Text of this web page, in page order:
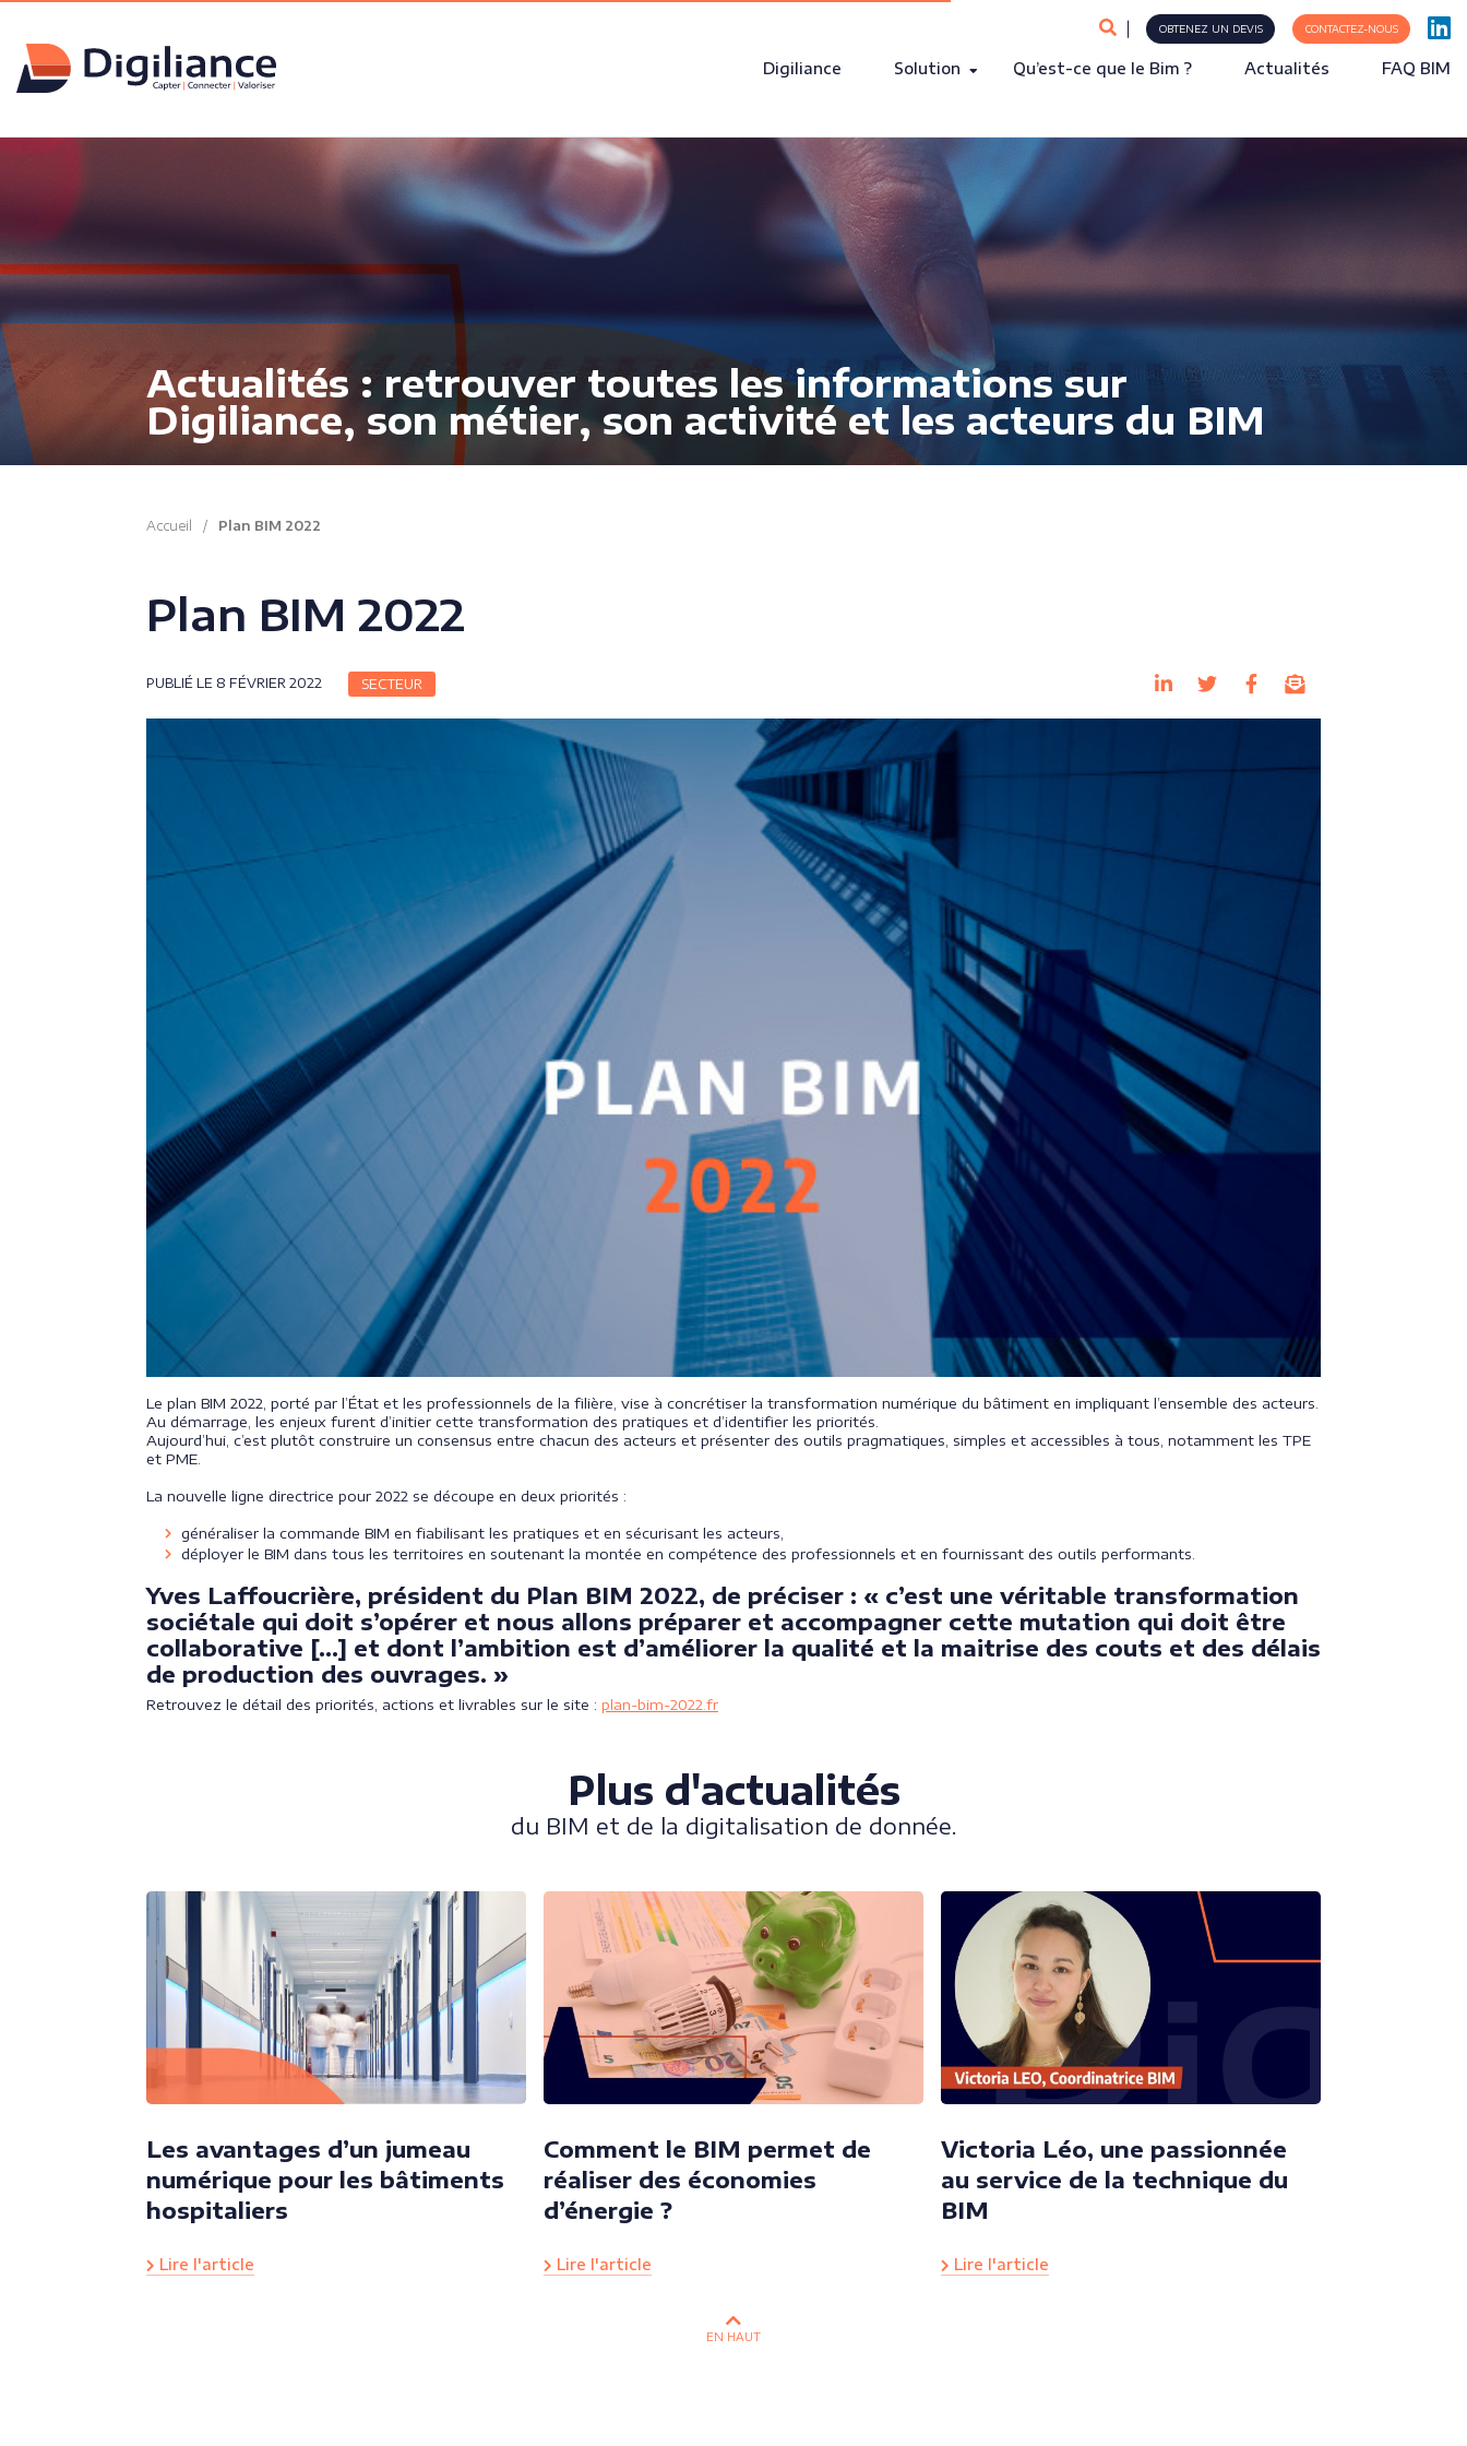
OBTENEZ UN DEVIS CONTACTEZ-NOUS
Digiliance Solution Qu’est-ce que le Bim ? Actualités FAQ BIM
Actualités : retrouver toutes les informations sur
Digiliance, son métier, son activité et les acteurs du BIM
Accueil / Plan BIM 2022
Plan BIM 2022
PUBLIÉ LE 8 FÉVRIER 2022 SECTEUR
Le plan BIM 2022, porté par l’État et les professionnels de la filière, vise à concrétiser la transformation numérique du bâtiment en impliquant l’ensemble des acteurs.
Au démarrage, les enjeux furent d’initier cette transformation des pratiques et d’identifier les priorités.
Aujourd’hui, c’est plutôt construire un consensus entre chacun des acteurs et présenter des outils pragmatiques, simples et accessibles à tous, notamment les TPE
et PME.
La nouvelle ligne directrice pour 2022 se découpe en deux priorités :
généraliser la commande BIM en fiabilisant les pratiques et en sécurisant les acteurs,
déployer le BIM dans tous les territoires en soutenant la montée en compétence des professionnels et en fournissant des outils performants.
Yves Laffoucrière, président du Plan BIM 2022, de préciser : « c’est une véritable transformation
sociétale qui doit s’opérer et nous allons préparer et accompagner cette mutation qui doit être
collaborative […] et dont l’ambition est d’améliorer la qualité et la maitrise des couts et des délais
de production des ouvrages. »
Retrouvez le détail des priorités, actions et livrables sur le site : plan-bim-2022.fr
Plus d'actualités
du BIM et de la digitalisation de donnée.
Les avantages d’un jumeau
numérique pour les bâtiments
hospitaliers
Lire l'article
Comment le BIM permet de
réaliser des économies
d’énergie ?
Lire l'article
Victoria Léo, une passionnée
au service de la technique du
BIM
Lire l'article
EN HAUT